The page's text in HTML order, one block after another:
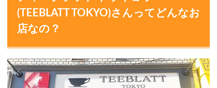
(TEEBLATT TOKYO)さんってどんなお
店なの？